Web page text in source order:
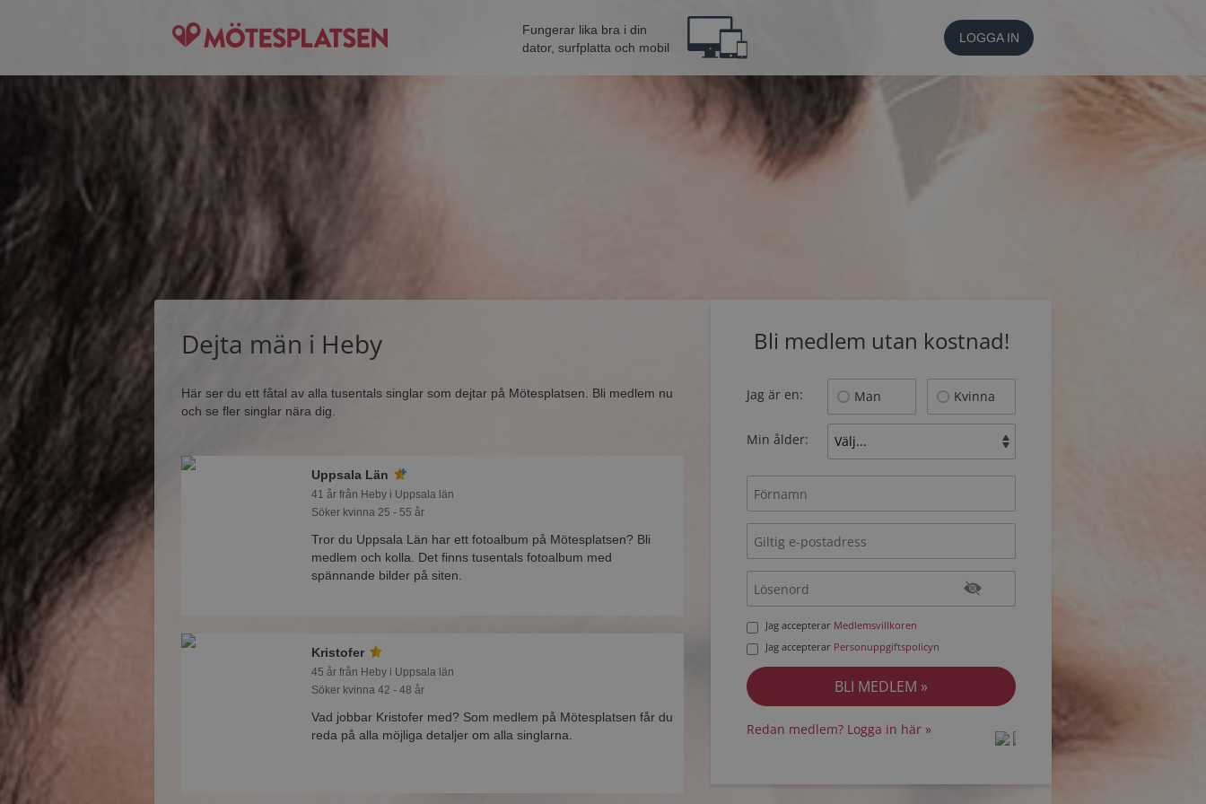
Fungerar lika bra i din
dator, surfplatta och mobil
LOGGA IN
Dejta män i Heby
Här ser du ett fåtal av alla tusentals singlar som dejtar på Mötesplatsen. Bli medlem nu
och se fler singlar nära dig.
Uppsala Län
41 år från Heby i Uppsala län
Söker kvinna 25 - 55 år
Tror du Uppsala Län har ett fotoalbum på Mötesplatsen? Bli
medlem och kolla. Det finns tusentals fotoalbum med
spännande bilder på siten.
Kristofer
45 år från Heby i Uppsala län
Söker kvinna 42 - 48 år
Vad jobbar Kristofer med? Som medlem på Mötesplatsen får du
reda på alla möjliga detaljer om alla singlarna.
Bli medlem utan kostnad!
Jag är en: Man Kvinna
Min ålder:
Jag accepterar Medlemsvillkoren
Jag accepterar Personuppgiftspolicyn
Redan medlem? Logga in här »